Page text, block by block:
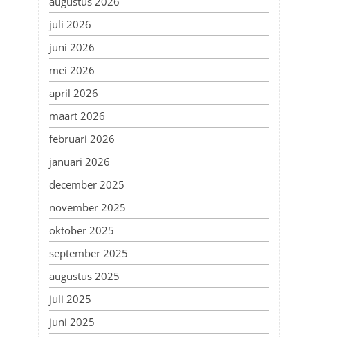
juli 2026
juni 2026
mei 2026
april 2026
maart 2026
februari 2026
januari 2026
december 2025
november 2025
oktober 2025
september 2025
augustus 2025
juli 2025
juni 2025